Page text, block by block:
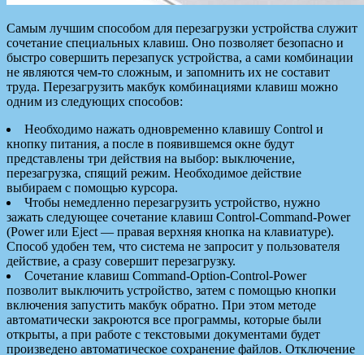
Самым лучшим способом для перезагрузки устройства служит
сочетание специальных клавиш. Оно позволяет безопасно и
быстро совершить перезапуск устройства, а сами комбинации
не являются чем-то сложным, и запомнить их не составит
труда. Перезагрузить макбук комбинациями клавиш можно
одним из следующих способов:
Необходимо нажать одновременно клавишу Control и
кнопку питания, а после в появившемся окне будут
представлены три действия на выбор: выключение,
перезагрузка, спящий режим. Необходимое действие
выбираем с помощью курсора.
Чтобы немедленно перезагрузить устройство, нужно
зажать следующее сочетание клавиш Control-Command-Power
(Power или Eject — правая верхняя кнопка на клавиатуре).
Способ удобен тем, что система не запросит у пользователя
действие, а сразу совершит перезагрузку.
Сочетание клавиш Command-Option-Control-Power
позволит выключить устройство, затем с помощью кнопки
включения запустить макбук обратно. При этом методе
автоматически закроются все программы, которые были
открыты, а при работе с текстовыми документами будет
произведено автоматическое сохранение файлов. Отключение